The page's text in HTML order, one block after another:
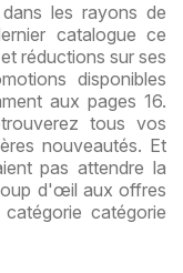
les rayons de
catalogue ce
réductions sur ses
disponibles
aux pages 16.
tous vos
nouveautés. Et
pas attendre la
d'œil aux offres
catégorie